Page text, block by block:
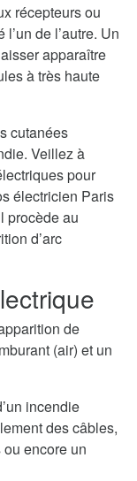
récepteurs ou
de l’autre. Un
apparaître
à très haute
cutanées
Veillez à
pour
électricien Paris
procède au
d’arc
de
(air) et un
incendie
des câbles,
encore un